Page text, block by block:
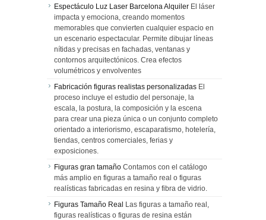
Espectáculo Luz Laser Barcelona Alquiler El láser
impacta y emociona, creando momentos
memorables que convierten cualquier espacio en
un escenario espectacular. Permite dibujar líneas
nítidas y precisas en fachadas, ventanas y
contornos arquitectónicos. Crea efectos
volumétricos y envolventes
Fabricación figuras realistas personalizadas El
proceso incluye el estudio del personaje, la
escala, la postura, la composición y la escena
para crear una pieza única o un conjunto completo
orientado a interiorismo, escaparatismo, hotelería,
tiendas, centros comerciales, ferias y
exposiciones.
Figuras gran tamaño Contamos con el catálogo
más amplio en figuras a tamaño real o figuras
realísticas fabricadas en resina y fibra de vidrio.
Figuras Tamaño Real Las figuras a tamaño real,
figuras realísticas o figuras de resina están